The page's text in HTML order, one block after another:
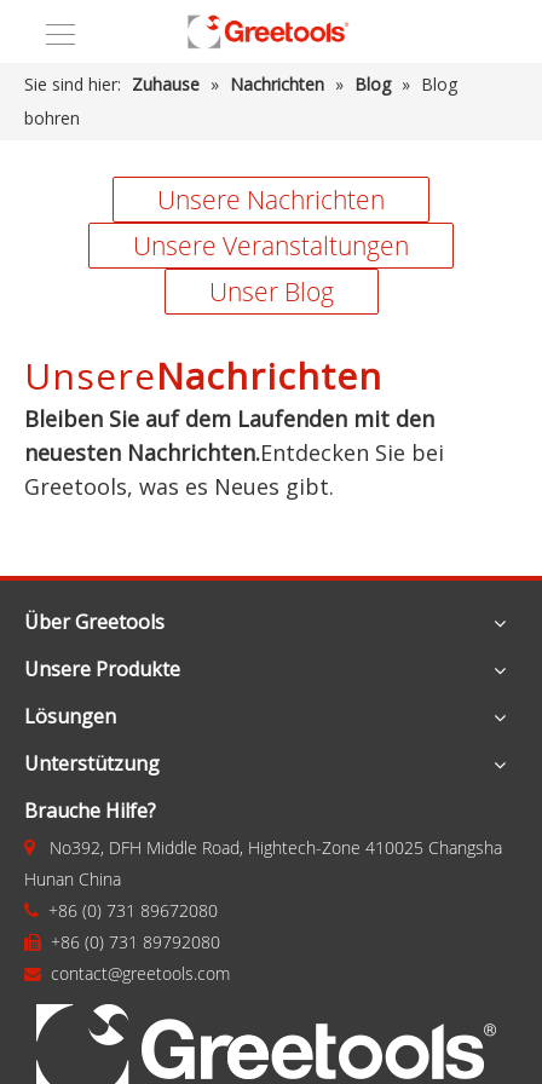
Sie sind hier: Zuhause » Nachrichten » Blog » Blog
bohren
Unsere Nachrichten
Unsere Veranstaltungen
Unser Blog
UnsereNachrichten
Bleiben Sie auf dem Laufenden mit den
neuesten Nachrichten.Entdecken Sie bei
Greetools, was es Neues gibt.
Über Greetools
Unsere Produkte
Lösungen
Unterstützung
Brauche Hilfe?
 No392, DFH Middle Road, Hightech-Zone 410025 Changsha
Hunan China
 +86 (0) 731 89672080
 +86 (0) 731 89792080
 contact@greetools.com